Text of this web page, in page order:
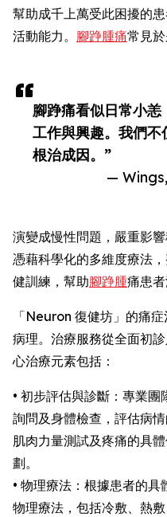
腳踭痛看似日常小恙
工作與興趣。我們不
根治成因。”
—
幫助成千上萬受此困擾的
活動能力。 腳踭腫痛常見
演變成慢性問題，嚴重影
憑藉科學化的多維度療法
健訓練，幫助腳踭腫痛患者
「Neuron 復健坊」的痛
病理。治療服務從全面初
心治療元素包括：
• 初步評估與診斷：專業
詢問及身體檢查，評估病
肌肉力量測試及疼痛的具
劃。
• 物理療法：根據患者的
物理療法，包括冷敷、熱